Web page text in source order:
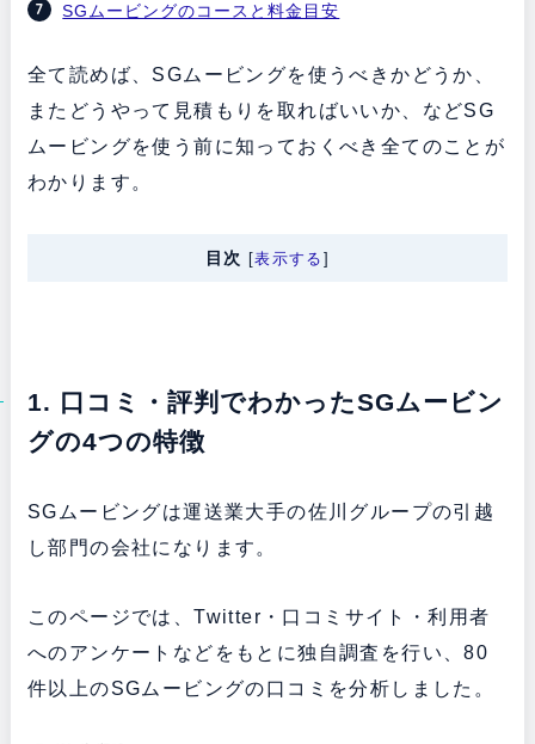
SGムービングのコースと料金目安
全て読めば、SGムービングを使うべきかどうか、
またどうやって見積もりを取ればいいか、などSG
ムービングを使う前に知っておくべき全てのことが
わかります。
目次 [表示する
1. 口コミ・評判でわかったSGムービン
グの4つの特徴
SGムービングは運送業大手の佐川グループの引越
し部門の会社になります。
このページでは、Twitter・口コミサイト・利用者
へのアンケートなどをもとに独自調査を行い、80
件以上のSGムービングの口コミを分析しました。